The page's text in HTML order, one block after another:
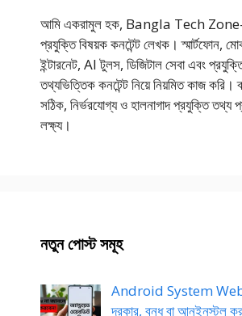
আমি একরামুল হক, Bangla Tech Zone-
প্রযুক্তি বিষয়ক কনটেন্ট লেখক। স্মার্টফোন,
ইন্টারনেট, AI টুলস, ডিজিটাল সেবা এবং
তথ্যভিত্তিক কনটেন্ট নিয়ে নিয়মিত কাজ করি।
সঠিক, নির্ভরযোগ্য ও হালনাগাদ প্রযুক্তি তথ্য
লক্ষ্য।
নতুন পোস্ট সমূহ
Android System
দরকার, বন্ধ বা আনইনস্টল